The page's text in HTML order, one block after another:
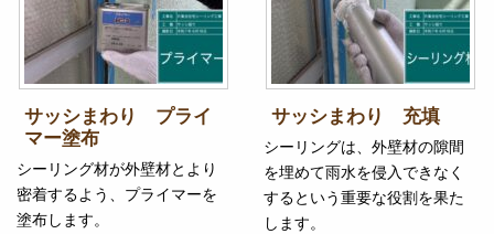
サッシまわり プライ
マー塗布
シーリング材が外壁材とより
密着するよう、プライマーを
塗布します。
サッシまわり 充填
シーリングは、外壁材の隙間
を埋めて雨水を侵入できなく
するという重要な役割を果た
します。